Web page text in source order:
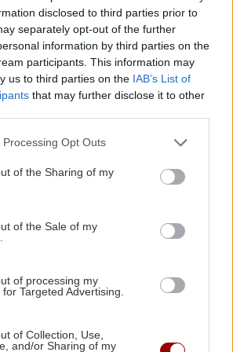
disclosed to third parties prior to
separately opt-out of the further
information by third parties on the
participants. This information may
us to third parties on the IAB’s List of
that may further disclose it to other
Opt Outs
of the Sharing of my
of the Sale of my
of processing my
Targeted Advertising.
of Collection, Use,
and/or Sharing of my
μακριά από τις
20:42
πρεμιέρα στα φιλικά, 1-0
και φέτος τα
της Παναγίας
σε πέτρα μετά από βουτιά
20:22
και ο Πίτερ Πάρκερ
τη μυθολογία
- LIFESTYLE